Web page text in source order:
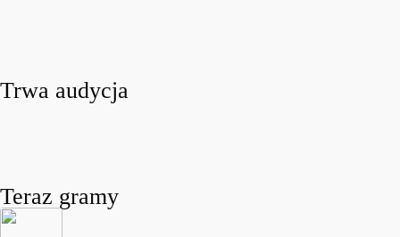
Trwa audycja
Teraz gramy